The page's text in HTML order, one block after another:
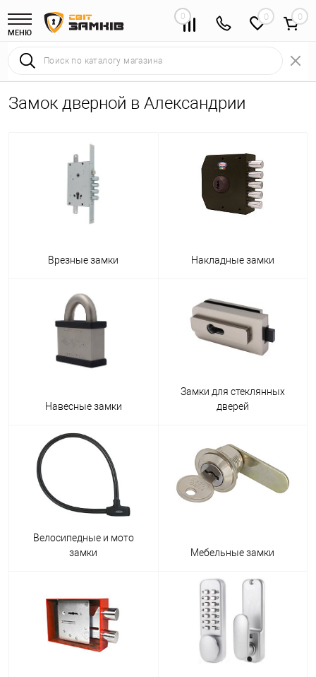
МЕНЮ
0 0
Замок дверной в Александрии
Врезные замки Накладные замки
Навесные замки
Замки для стеклянных
дверей
Велосипедные и мото
замки
Мебельные замки